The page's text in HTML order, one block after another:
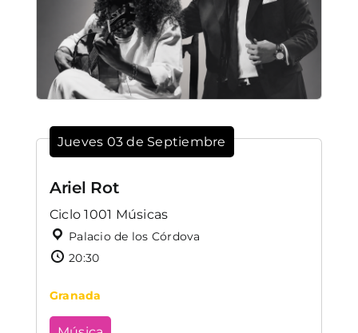
Jueves 03 de Septiembre
Ariel Rot
Ciclo 1001 Músicas
Palacio de los Córdova
20:30
Granada